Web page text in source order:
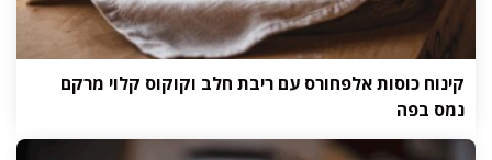
קינוח כוסות אלפחורס עם ריבת חלב וקוקוס קלוי מרקם
נמס בפה